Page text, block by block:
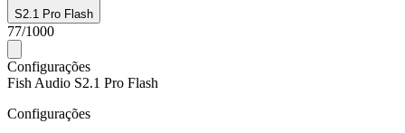
S2.1 Pro Flash
77/1000
Configurações
Fish Audio S2.1 Pro Flash
Configurações